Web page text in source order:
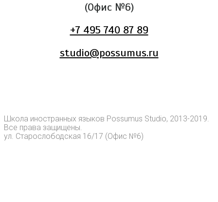
(Офис №6)
+7 495 740 87 89
studio@possumus.ru
Школа иностранных языков Possumus Studio, 2013-2019.
Все права защищены.
ул. Старослободская 16/17 (Офис №6)